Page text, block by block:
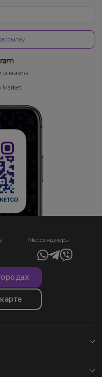
и миксы
Market
Мессенджеры